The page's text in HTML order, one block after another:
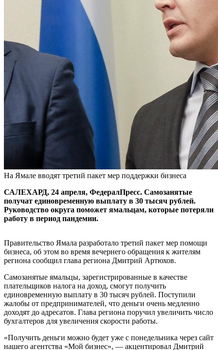
На Ямале вводят третий пакет мер поддержки бизнеса
САЛЕХАРД, 24 апреля, ФедералПресс. Самозанятые
получат единовременную выплату в 30 тысяч рублей.
Руководство округа поможет ямальцам, которые потеряли
работу в период пандемии.
Правительство Ямала разработало третий пакет мер помощи
бизнеса, об этом во время вечернего обращения к жителям
региона сообщил глава региона Дмитрий Артюхов.
Самозанятые ямальцы, зарегистрированные в качестве
плательщиков налога на доход, смогут получить
единовременную выплату в 30 тысяч рублей. Поступили
жалобы от предпринимателей, что деньги очень медленно
доходят до адресатов. Глава региона поручил увеличить число
бухгалтеров для увеличения скорости работы.
«Получить деньги можно будет уже с понедельника через сайт
нашего агентства «Мой бизнес», — акцентировал Дмитрий